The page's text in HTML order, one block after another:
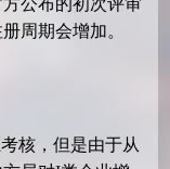
公布的初次评审
周期会增加。
核，但是由于从